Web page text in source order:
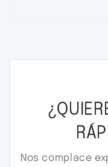
Nos complace